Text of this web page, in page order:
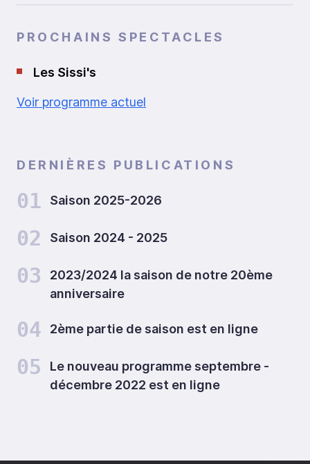
PROCHAINS SPECTACLES
Les Sissi's
Voir programme actuel
DERNIÈRES PUBLICATIONS
01 Saison 2025-2026
02 Saison 2024 - 2025
03
2023/2024 la saison de notre 20ème
anniversaire
04 2ème partie de saison est en ligne
05
Le nouveau programme septembre -
décembre 2022 est en ligne